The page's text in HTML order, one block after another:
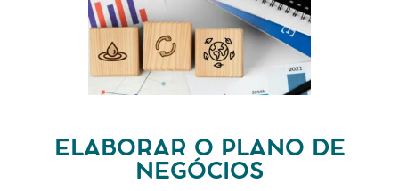
ELABORAR O PLANO DE
NEGÓCIOS